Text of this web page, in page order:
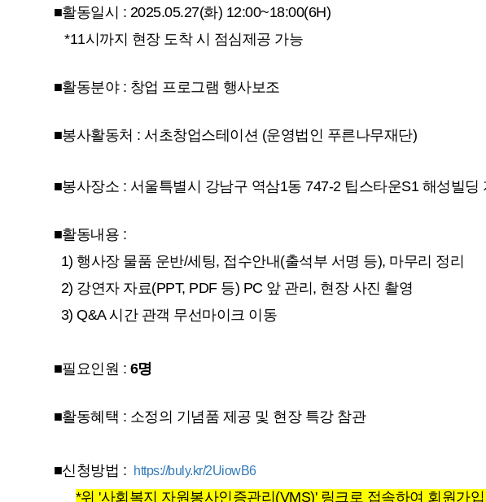
■활동일시 : 2025.05.27(화) 12:00~18:00(6H)
*11시까지 현장 도착 시 점심제공 가능
■활동분야 : 창업 프로그램 행사보조
■봉사활동처 : 서초창업스테이션 (운영법인 푸른나무재단)
■봉사장소 : 서울특별시 강남구 역삼1동 747-2 팁스타운S1 해성빌딩
■활동내용 :
1) 행사장 물품 운반/세팅, 접수안내(출석부 서명 등), 마무리 정리
2) 강연자 자료(PPT, PDF 등) PC 앞 관리, 현장 사진 촬영
3) Q&A 시간 관객 무선마이크 이동
■필요인원 : 6명
■활동혜택 : 소정의 기념품 제공 및 현장 특강 참관
■신청방법 : https://buly.kr/2UiowB6
*위 '사회복지 자원봉사인증관리(VMS)' 링크로 접속하여 회원가